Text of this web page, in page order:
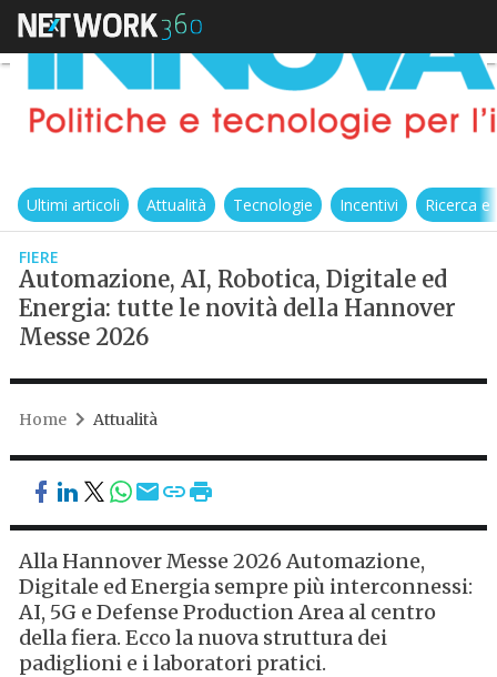
Ultimi articoli Attualità Tecnologie Incentivi Ricerca
FIERE
Automazione, AI, Robotica, Digitale ed
Energia: tutte le novità della Hannover
Messe 2026
Home Attualità
Alla Hannover Messe 2026 Automazione,
Digitale ed Energia sempre più interconnessi:
AI, 5G e Defense Production Area al centro
della fiera. Ecco la nuova struttura dei
padiglioni e i laboratori pratici.